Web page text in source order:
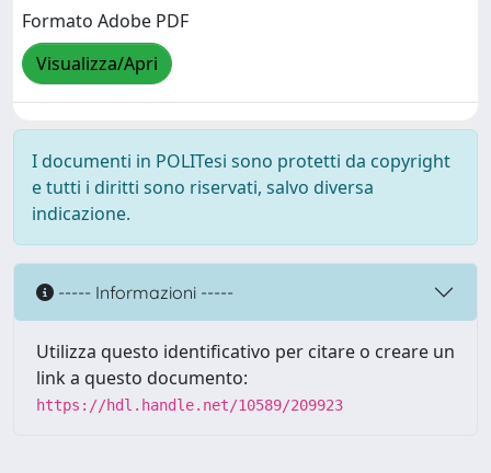
Formato Adobe PDF
Visualizza/Apri
I documenti in POLITesi sono protetti da copyright
e tutti i diritti sono riservati, salvo diversa
indicazione.
----- Informazioni -----
Utilizza questo identificativo per citare o creare un
link a questo documento:
https://hdl.handle.net/10589/209923